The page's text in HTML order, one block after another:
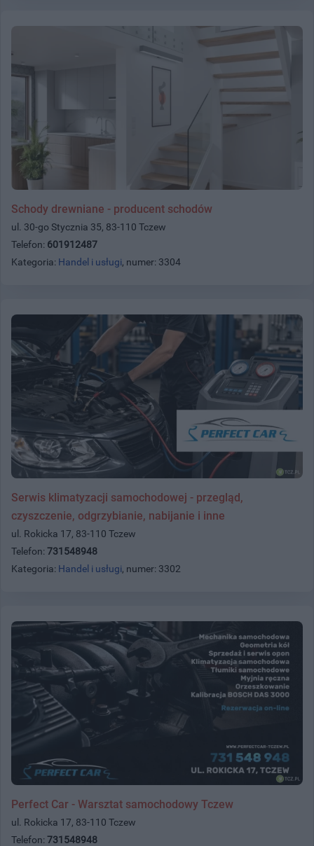
Schody drewniane - producent schodów
ul. 30-go Stycznia 35, 83-110 Tczew
Telefon: 601912487
Kategoria: Handel i usługi, numer: 3304
Serwis klimatyzacji samochodowej - przegląd,
czyszczenie, odgrzybianie, nabijanie i inne
ul. Rokicka 17, 83-110 Tczew
Telefon: 731548948
Kategoria: Handel i usługi, numer: 3302
Perfect Car - Warsztat samochodowy Tczew
ul. Rokicka 17, 83-110 Tczew
Telefon: 731548948